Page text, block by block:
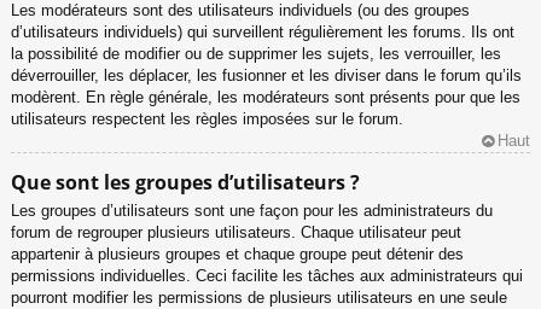
Les modérateurs sont des utilisateurs individuels (ou des groupes
d’utilisateurs individuels) qui surveillent régulièrement les forums. Ils ont
la possibilité de modifier ou de supprimer les sujets, les verrouiller, les
déverrouiller, les déplacer, les fusionner et les diviser dans le forum qu’ils
modèrent. En règle générale, les modérateurs sont présents pour que les
utilisateurs respectent les règles imposées sur le forum.
Haut
Que sont les groupes d’utilisateurs ?
Les groupes d’utilisateurs sont une façon pour les administrateurs du
forum de regrouper plusieurs utilisateurs. Chaque utilisateur peut
appartenir à plusieurs groupes et chaque groupe peut détenir des
permissions individuelles. Ceci facilite les tâches aux administrateurs qui
pourront modifier les permissions de plusieurs utilisateurs en une seule